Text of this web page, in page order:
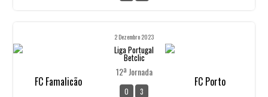
FC Famalicão
2 Dezembro 2023
Liga Portugal
Betclic
12ª Jornada
0 3
FC Porto